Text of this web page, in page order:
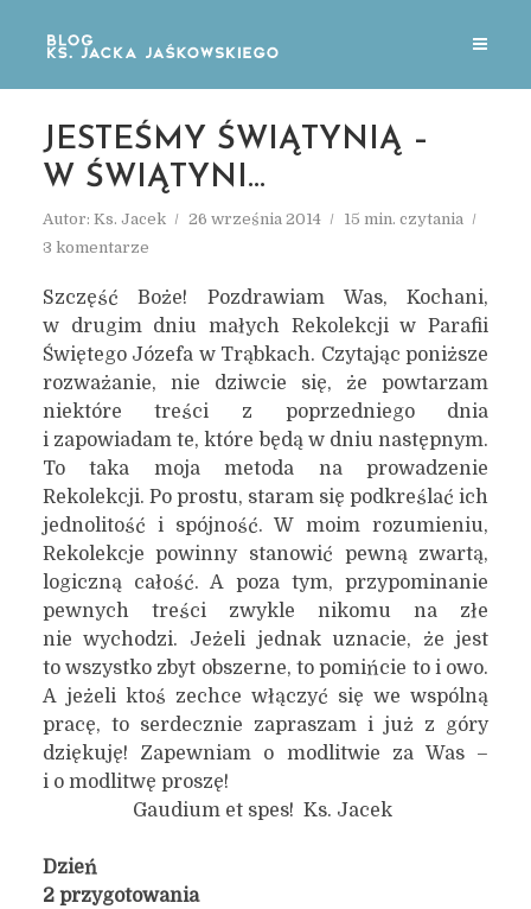
JESTEŚMY ŚWIĄTYNIĄ –
W ŚWIĄTYNI…
Autor: Ks. Jacek 26 września 2014
15 min. czytania
3 komentarze
Szczęść Boże! Pozdrawiam Was, Kochani,
w drugim dniu małych Rekolekcji w Parafii
Świętego Józefa w Trąbkach. Czytając poniższe
rozważanie, nie dziwcie się, że powtarzam
niektóre treści z poprzedniego dnia
i zapowiadam te, które będą w dniu następnym.
To taka moja metoda na prowadzenie
Rekolekcji. Po prostu, staram się podkreślać ich
jednolitość i spójność. W moim rozumieniu,
Rekolekcje powinny stanowić pewną zwartą,
logiczną całość. A poza tym, przypominanie
pewnych treści zwykle nikomu na złe
nie wychodzi. Jeżeli jednak uznacie, że jest
to wszystko zbyt obszerne, to pomińcie to i owo.
A jeżeli ktoś zechce włączyć się we wspólną
pracę, to serdecznie zapraszam i już z góry
dziękuję! Zapewniam o modlitwie za Was –
i o modlitwę proszę!
Gaudium et spes! Ks. Jacek
Dzień
2 przygotowania